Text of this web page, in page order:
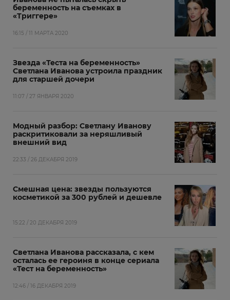
беременность на съемках в
«Триггере»
16:15 / 11 МАРТА 2020
Звезда «Теста на беременность»
Светлана Иванова устроила праздник
для старшей дочери
11:07 / 27 ЯНВАРЯ 2020
Модный разбор: Светлану Иванову
раскритиковали за неряшливый
внешний вид
22:33 / 26 ДЕКАБРЯ 2019
Смешная цена: звезды пользуются
косметикой за 300 рублей и дешевле
15:22 / 20 ДЕКАБРЯ 2019
Светлана Иванова рассказала, с кем
осталась ее героиня в конце сериала
«Тест на беременность»
12:46 / 16 ДЕКАБРЯ 2019